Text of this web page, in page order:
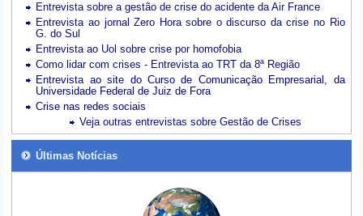
Entrevista sobre a gestão de crise do acidente da Air France
Entrevista ao jornal Zero Hora sobre o discurso da crise no Rio
G. do Sul
Entrevista ao Uol sobre crise por homofobia
Como lidar com crises - Entrevista ao TRT da 8ª Região
Entrevista ao site do Curso de Comunicação Empresarial, da
Universidade Federal de Juiz de Fora
Crise nas redes sociais
Veja outras entrevistas sobre Gestão de Crises
Últimas Notícias